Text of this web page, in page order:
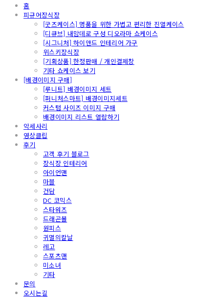
홈
피규어장식장
[굿즈케이스] 명품을 위한 가볍고 편리한 진열케이스
[디큐브] 내맘데로 구성 디오라마 쇼케이스
[시그니처] 하이앤드 인테리어 가구
위스키장식장
[기획상품] 한정판매 / 개인결제창
기타 쇼케이스 보기
[배경이미지 구매]
[루니트] 배경이미지 세트
[퍼니처스마트] 배경이미지세트
커스텀 사이즈 이미지 구매
배경이미지 리스트 열람하기
악세사리
영상클립
후기
고객 후기 블로그
장식장 인테리어
아이언맨
마블
건담
DC 코믹스
스타워즈
드래곤볼
원피스
귀멸의칼날
레고
스포츠맨
미소녀
기타
문의
오시는길